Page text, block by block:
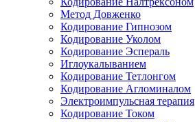
Метод Довженко
Кодирование Гипнозом
Кодирование Уколом
Кодирование Эспераль
Иглоукалыванием
Кодирование Тетлонгом
Кодирование Агломиналом
Электроимпульсная терапия
Кодирование Током